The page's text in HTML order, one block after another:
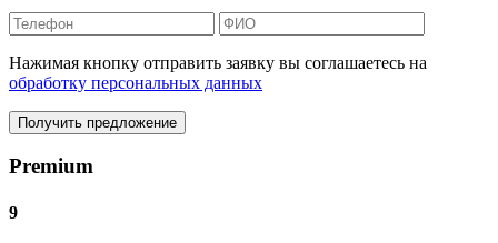
Нажимая кнопку отправить заявку вы соглашаетесь на
обработку персональных данных
Получить предложение
Premium
9